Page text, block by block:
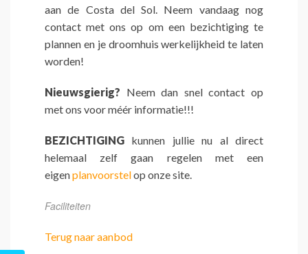
aan de Costa del Sol. Neem vandaag nog
contact met ons op om een bezichtiging te
plannen en je droomhuis werkelijkheid te laten
worden!
Nieuwsgierig? Neem dan snel contact op
met ons voor méér informatie!!!
BEZICHTIGING kunnen jullie nu al direct
helemaal zelf gaan regelen met een
eigenplanvoorstelop onze site.
Faciliteiten
Terug naar aanbod